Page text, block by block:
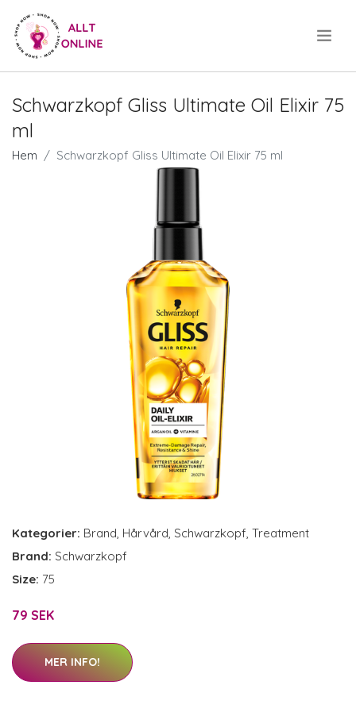
Schwarzkopf Gliss Ultimate Oil Elixir 75
ml
Hem Schwarzkopf Gliss Ultimate Oil Elixir 75 ml
Kategorier: Brand, Hårvård, Schwarzkopf, Treatment
Brand: Schwarzkopf
Size: 75
79 SEK
MER INFO!